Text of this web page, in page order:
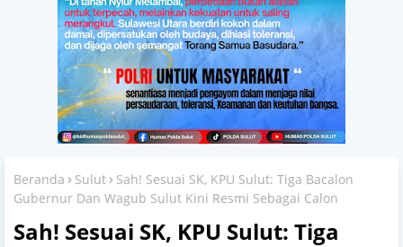
Beranda Sulut
Sah! Sesuai SK, KPU Sulut: Tiga Bacalon
Gubernur Dan Wagub Sulut Kini Resmi Sebagai Calon
Sah! Sesuai SK, KPU Sulut: Tiga